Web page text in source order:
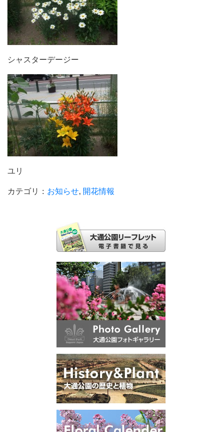
シャスターデージー
ユリ
カテゴリ： お知らせ, 開花情報